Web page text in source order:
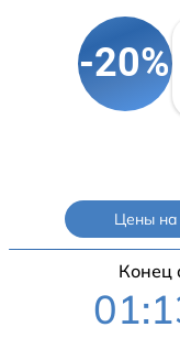
-20%
Цены на
Конец